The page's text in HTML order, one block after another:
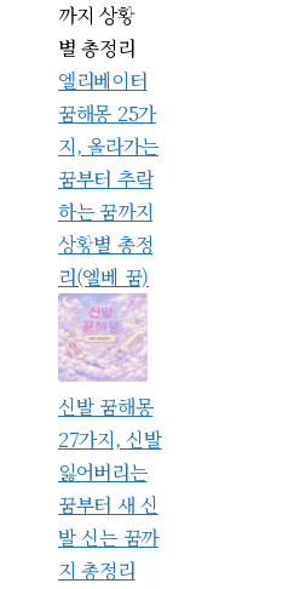
엘리베이터
꿈해몽 25가
지, 올라가는
꿈부터 추락
하는 꿈까지
상황별 총정
리(엘베 꿈)
신발 꿈해몽
27가지, 신발
잃어버리는
꿈부터 새 신
발 신는 꿈까
지 총정리